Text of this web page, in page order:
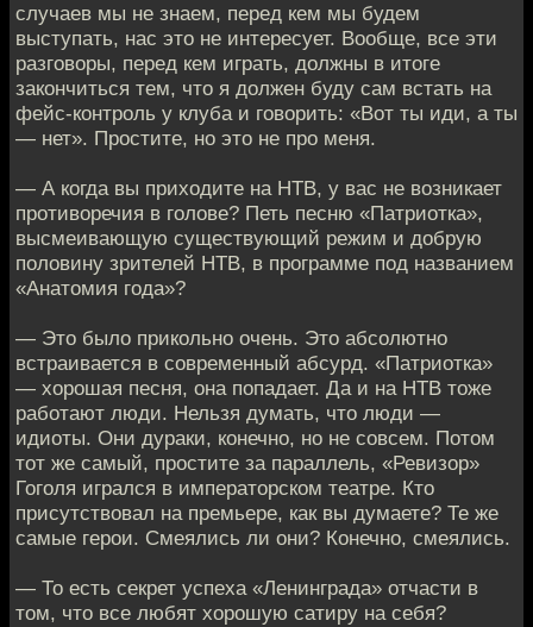
случаев мы не знаем, перед кем мы будем
выступать, нас это не интересует. Вообще, все эти
разговоры, перед кем играть, должны в итоге
закончиться тем, что я должен буду сам встать на
фейс-контроль у клуба и говорить: «Вот ты иди, а ты
— нет». Простите, но это не про меня.
— А когда вы приходите на НТВ, у вас не возникает
противоречия в голове? Петь песню «Патриотка»,
высмеивающую существующий режим и добрую
половину зрителей НТВ, в программе под названием
«Анатомия года»?
— Это было прикольно очень. Это абсолютно
встраивается в современный абсурд. «Патриотка»
— хорошая песня, она попадает. Да и на НТВ тоже
работают люди. Нельзя думать, что люди —
идиоты. Они дураки, конечно, но не совсем. Потом
тот же самый, простите за параллель, «Ревизор»
Гоголя игрался в императорском театре. Кто
присутствовал на премьере, как вы думаете? Те же
самые герои. Смеялись ли они? Конечно, смеялись.
— То есть секрет успеха «Ленинграда» отчасти в
том, что все любят хорошую сатиру на себя?